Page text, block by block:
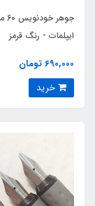
ایپلمات - رنگ قرمز
690,000 تومان